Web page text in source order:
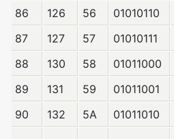
86
126 56 01010110
87
127 57 01010111
88
130 58 01011000
89
131 59 01011001
90
132 5A 01011010